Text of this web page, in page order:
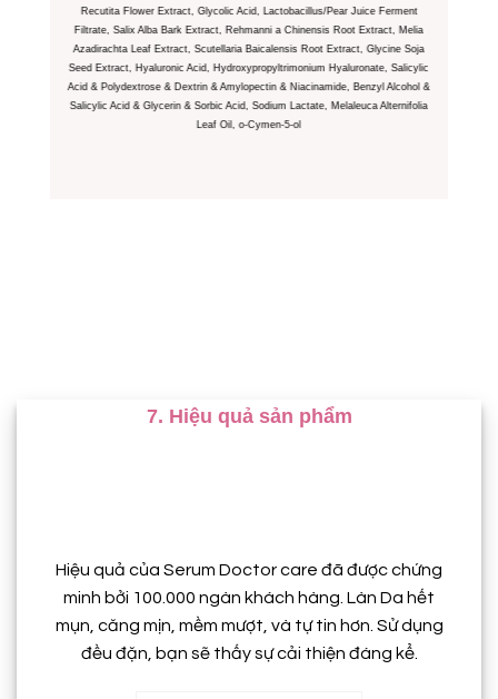
Recutita Flower Extract, Glycolic Acid, Lactobacillus/Pear Juice Ferment
Filtrate, Salix Alba Bark Extract, Rehmanni a Chinensis Root Extract, Melia
Azadirachta Leaf Extract, Scutellaria Baicalensis Root Extract, Glycine Soja
Seed Extract, Hyaluronic Acid, Hydroxypropyltrimonium Hyaluronate, Salicylic
Acid & Polydextrose & Dextrin & Amylopectin & Niacinamide, Benzyl Alcohol &
Salicylic Acid & Glycerin & Sorbic Acid, Sodium Lactate, Melaleuca Alternifolia
Leaf Oil, o-Cymen-5-ol
7. Hiệu quả sản phẩm
Hiệu quả của Serum Doctor care đã được chứng
minh bởi 100.000 ngàn khách hàng. Làn Da hết
mụn, căng mịn, mềm mượt, và tự tin hơn. Sử dụng
đều đặn, bạn sẽ thấy sự cải thiện đáng kể.